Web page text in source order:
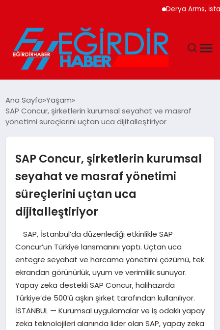
Derya Arms, İstanbul
EĞITIM
MAGAZIN
SIYASET
SPOR
TEKNOLOJI
YAŞAM
Ana Sayfa Yaşam
SAP Concur, şirketlerin kurumsal seyahat ve masraf
yönetimi süreçlerini uçtan uca dijitalleştiriyor
SAP Concur, şirketlerin kurumsal
seyahat ve masraf yönetimi
süreçlerini uçtan uca
dijitalleştiriyor
SAP, İstanbul’da düzenlediği etkinlikle SAP
Concur’un Türkiye lansmanını yaptı. Uçtan uca
entegre seyahat ve harcama yönetimi çözümü, tek
ekrandan görünürlük, uyum ve verimlilik sunuyor.
Yapay zeka destekli SAP Concur, halihazırda
Türkiye’de 500’ü aşkın şirket tarafından kullanılıyor.
İSTANBUL — Kurumsal uygulamalar ve iş odaklı yapay
zeka teknolojileri alanında lider olan SAP, yapay zeka